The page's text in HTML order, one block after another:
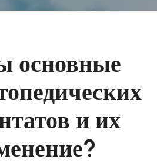
основные
и их